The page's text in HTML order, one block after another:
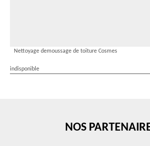
Nettoyage demoussage de toiture Cosmes
indisponible
NOS